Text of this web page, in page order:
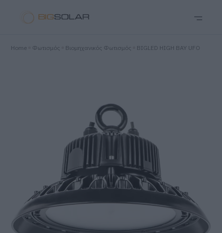
Home Φωτισμός Βιομηχανικός Φωτισμός BIGLED HIGH BAY UFO